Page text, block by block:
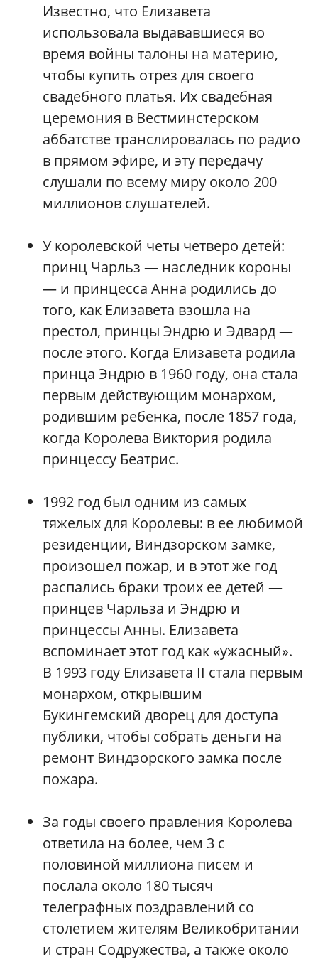
Известно, что Елизавета
использовала выдававшиеся во
время войны талоны на материю,
чтобы купить отрез для своего
свадебного платья. Их свадебная
церемония в Вестминстерском
аббатстве транслировалась по радио
в прямом эфире, и эту передачу
слушали по всему миру около 200
миллионов слушателей.
У королевской четы четверо детей:
принц Чарльз — наследник короны
— и принцесса Анна родились до
того, как Елизавета взошла на
престол, принцы Эндрю и Эдвард —
после этого. Когда Елизавета родила
принца Эндрю в 1960 году, она стала
первым действующим монархом,
родившим ребенка, после 1857 года,
когда Королева Виктория родила
принцессу Беатрис.
1992 год был одним из самых
тяжелых для Королевы: в ее любимой
резиденции, Виндзорском замке,
произошел пожар, и в этот же год
распались браки троих ее детей —
принцев Чарльза и Эндрю и
принцессы Анны. Елизавета
вспоминает этот год как «ужасный».
В 1993 году Елизавета II стала первым
монархом, открывшим
Букингемский дворец для доступа
публики, чтобы собрать деньги на
ремонт Виндзорского замка после
пожара.
За годы своего правления Королева
ответила на более, чем 3 с
половиной миллиона писем и
послала около 180 тысяч
телеграфных поздравлений со
столетием жителям Великобритании
и стран Содружества, а также около